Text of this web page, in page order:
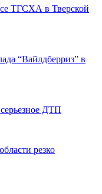
ТГСХА в Тверской
“Вайлдберриз” в
ДТП
резко